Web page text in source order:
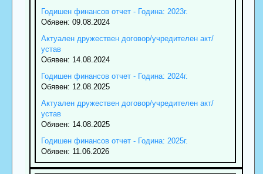
Годишен финансов отчет - Година: 2023г.
Обявен: 09.08.2024
Актуален дружествен договор/учредителен акт/
устав
Обявен: 14.08.2024
Годишен финансов отчет - Година: 2024г.
Обявен: 12.08.2025
Актуален дружествен договор/учредителен акт/
устав
Обявен: 14.08.2025
Годишен финансов отчет - Година: 2025г.
Обявен: 11.06.2026